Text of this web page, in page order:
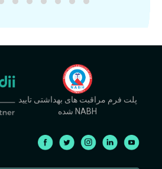
پلت فرم مراقبت های بهداشتی تایید
شده NABH